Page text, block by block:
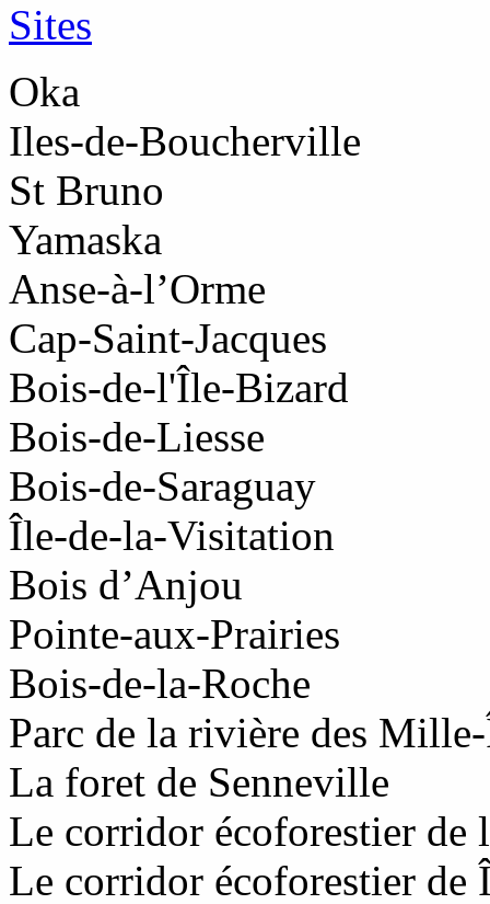
Sites
Oka
Iles-de-Boucherville
St Bruno
Yamaska
Anse-à-l’Orme
Cap-Saint-Jacques
Bois-de-l'Île-Bizard
Bois-de-Liesse
Bois-de-Saraguay
Île-de-la-Visitation
Bois d’Anjou
Pointe-aux-Prairies
Bois-de-la-Roche
Parc de la rivière des
La foret de Senneville
Le corridor écoforestier de
Le corridor écoforestier de